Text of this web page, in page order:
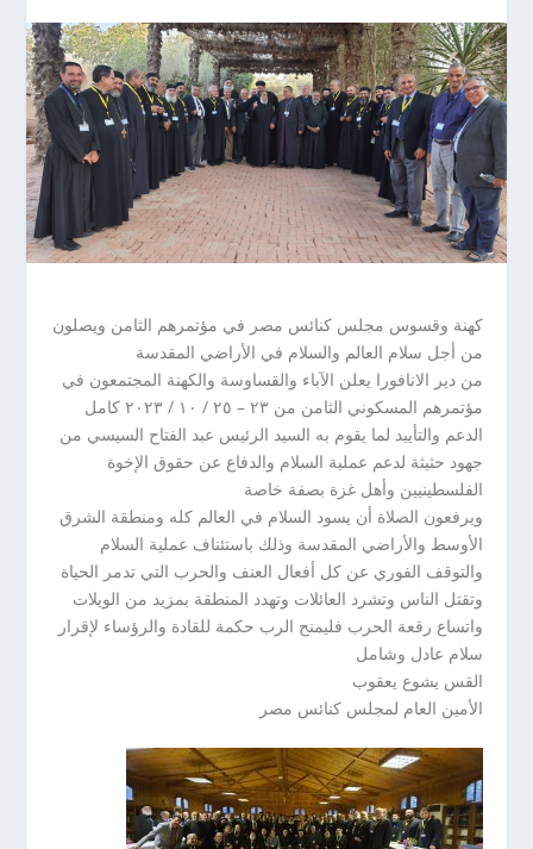
كهنة وقسوس مجلس كنائس مصر في مؤتمرهم الثامن ويصلون
من أجل سلام العالم والسلام في الأراضي المقدسة
من دير الانافورا يعلن الآباء والقساوسة والكهنة المجتمعون في
مؤتمرهم المسكوني الثامن من ٢٣ – ٢٥ / ١٠ / ٢٠٢٣ كامل
الدعم والتأييد لما يقوم به السيد الرئيس عبد الفتاح السيسي من
جهود حثيثة لدعم عملية السلام والدفاع عن حقوق الإخوة
الفلسطينيين وأهل غزة بصفة خاصة
ويرفعون الصلاة أن يسود السلام في العالم كله ومنطقة الشرق
الأوسط والأراضي المقدسة وذلك باستئناف عملية السلام
والتوقف الفوري عن كل أفعال العنف والحرب التي تدمر الحياة
وتقتل الناس وتشرد العائلات وتهدد المنطقة بمزيد من الويلات
واتساع رقعة الحرب فليمنح الرب حكمة للقادة والرؤساء لإقرار
سلام عادل وشامل
القس يشوع يعقوب
الأمين العام لمجلس كنائس مصر